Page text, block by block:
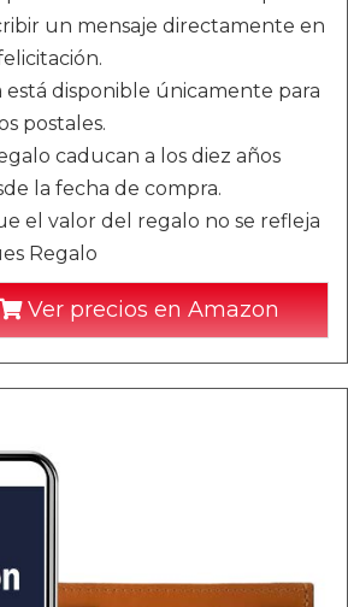
un mensaje directamente en
está disponible únicamente para
postales.
caducan a los diez años
la fecha de compra.
el valor del regalo no se refleja
Regalo
Ver precios en Amazon